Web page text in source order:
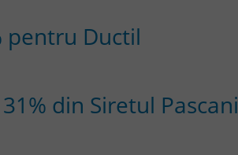
pentru Ductil
din Siretul Pascani